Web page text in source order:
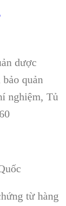
dược
quản
nghiệm, Tủ
từ hàng